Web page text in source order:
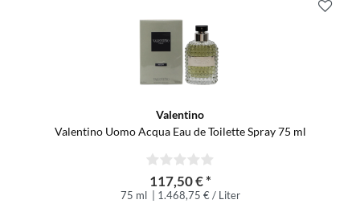
Valentino
Valentino Uomo Acqua Eau de Toilette Spray 75 ml
117,50 € *
75 ml | 1.468,75 € / Liter